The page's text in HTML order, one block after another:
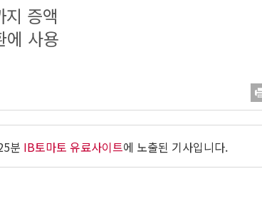
증액
에 사용
분 IB토마토 유료사이트에 노출된 기사입니다.